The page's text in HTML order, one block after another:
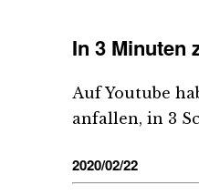
In 3 Minuten
Auf Youtube
anfallen, in 3
2020/02/22